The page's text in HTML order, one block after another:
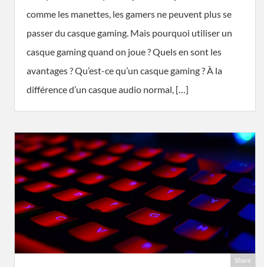
comme les manettes, les gamers ne peuvent plus se
passer du casque gaming. Mais pourquoi utiliser un
casque gaming quand on joue ? Quels en sont les
avantages ? Qu’est-ce qu’un casque gaming ? À la
différence d’un casque audio normal, […]
Share